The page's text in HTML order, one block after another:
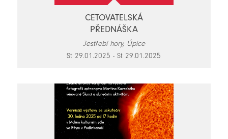
CETOVATELSKÁ
PŘEDNÁŠKA
Jestřebí hory, Úpice
St 29.01.2025 - St 29.01.2025